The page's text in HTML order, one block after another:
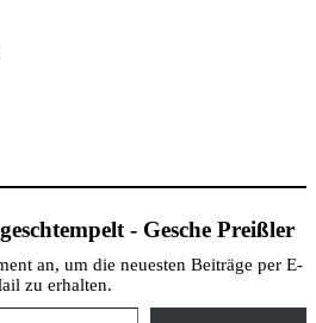
- Gesche Preißler
an, um die neuesten Beiträge per E-
zu erhalten.